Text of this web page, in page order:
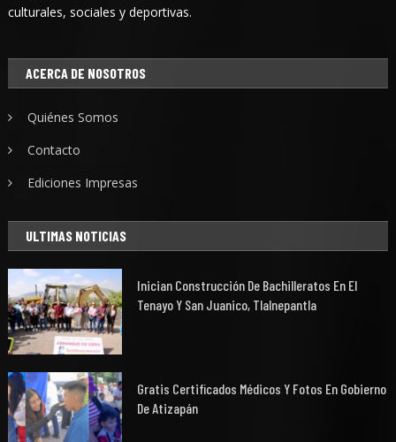
culturales, sociales y deportivas.
ACERCA DE NOSOTROS
Quiénes Somos
Contacto
Ediciones Impresas
ULTIMAS NOTICIAS
Inician Construcción De Bachilleratos En El
Tenayo Y San Juanico, Tlalnepantla
Gratis Certificados Médicos Y Fotos En Gobierno
De Atizapán